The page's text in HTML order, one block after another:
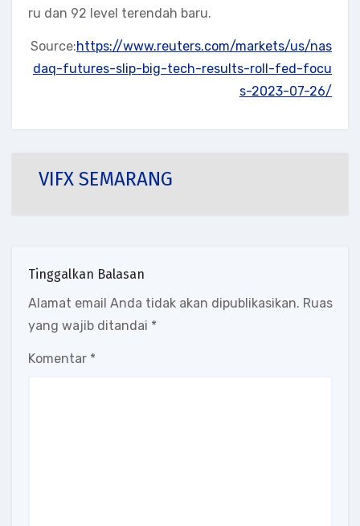
ru dan 92 level terendah baru.
Source:https://www.reuters.com/markets/us/nas
daq-futures-slip-big-tech-results-roll-fed-focu
s-2023-07-26/
VIFX SEMARANG
Tinggalkan Balasan
Alamat email Anda tidak akan dipublikasikan. Ruas
yang wajib ditandai *
Komentar *